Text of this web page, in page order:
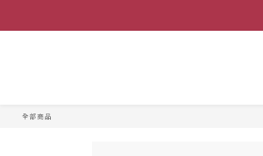
全部商品